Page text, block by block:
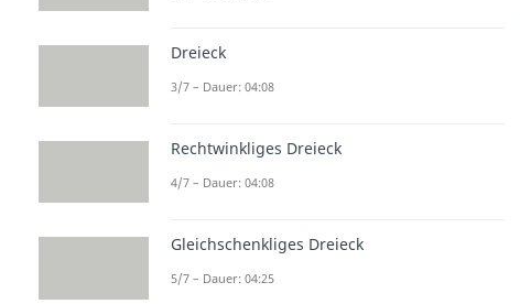
Dreieck
3/7 – Dauer: 04:08
Rechtwinkliges Dreieck
4/7 – Dauer: 04:08
Gleichschenkliges Dreieck
5/7 – Dauer: 04:25